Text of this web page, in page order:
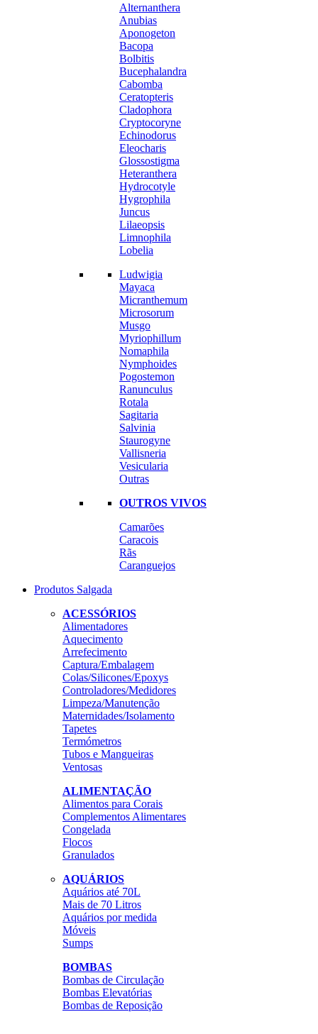
Alternanthera
Anubias
Aponogeton
Bacopa
Bolbitis
Bucephalandra
Cabomba
Ceratopteris
Cladophora
Cryptocoryne
Echinodorus
Eleocharis
Glossostigma
Heteranthera
Hydrocotyle
Hygrophila
Juncus
Lilaeopsis
Limnophila
Lobelia
Ludwigia
Mayaca
Micranthemum
Microsorum
Musgo
Myriophillum
Nomaphila
Nymphoides
Pogostemon
Ranunculus
Rotala
Sagitaria
Salvinia
Staurogyne
Vallisneria
Vesicularia
Outras
OUTROS VIVOS
Camarões
Caracois
Rãs
Caranguejos
Produtos Salgada
ACESSÓRIOS
Alimentadores
Aquecimento
Arrefecimento
Captura/Embalagem
Colas/Silicones/Epoxys
Controladores/Medidores
Limpeza/Manutenção
Maternidades/Isolamento
Tapetes
Termómetros
Tubos e Mangueiras
Ventosas
ALIMENTAÇÃO
Alimentos para Corais
Complementos Alimentares
Congelada
Flocos
Granulados
AQUÁRIOS
Aquários até 70L
Mais de 70 Litros
Aquários por medida
Móveis
Sumps
BOMBAS
Bombas de Circulação
Bombas Elevatórias
Bombas de Reposição